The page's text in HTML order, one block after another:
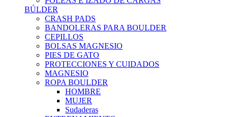
BÚLDER
CRASH PADS
BANDOLERAS PARA BOULDER
CEPILLOS
BOLSAS MAGNESIO
PIES DE GATO
PROTECCIONES Y CUIDADOS
MAGNESIO
ROPA BOULDER
HOMBRE
MUJER
Sudaderas